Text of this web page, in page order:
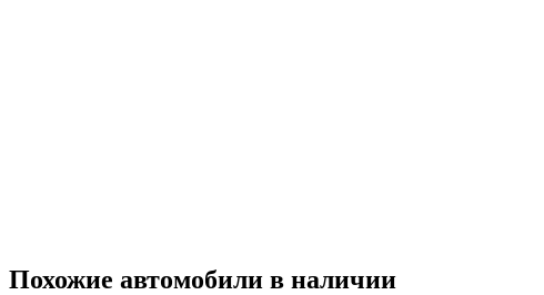
Похожие автомобили в наличии